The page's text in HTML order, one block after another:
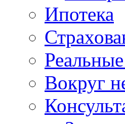
Ипотека
Вокруг